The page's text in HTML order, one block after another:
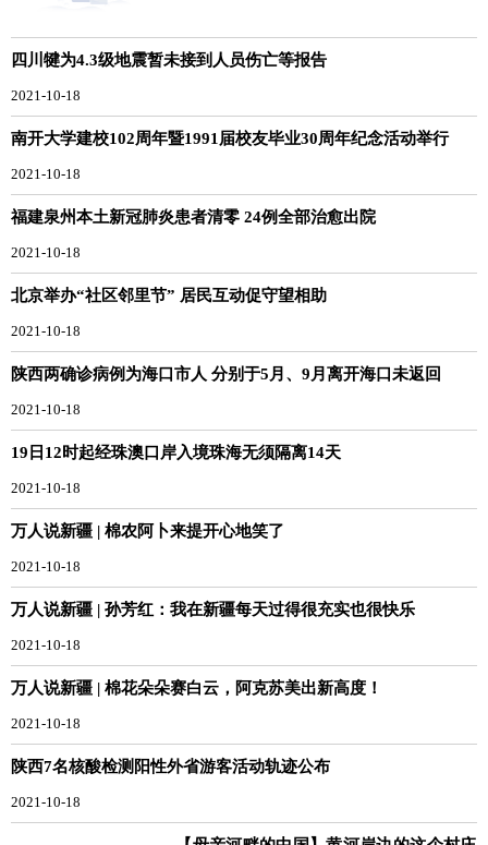
四川犍为4.3级地震暂未接到人员伤亡等报告
2021-10-18
南开大学建校102周年暨1991届校友毕业30周年纪念活动举行
2021-10-18
福建泉州本土新冠肺炎患者清零 24例全部治愈出院
2021-10-18
北京举办“社区邻里节” 居民互动促守望相助
2021-10-18
陕西两确诊病例为海口市人 分别于5月、9月离开海口未返回
2021-10-18
19日12时起经珠澳口岸入境珠海无须隔离14天
2021-10-18
万人说新疆 | 棉农阿卜来提开心地笑了
2021-10-18
万人说新疆 | 孙芳红：我在新疆每天过得很充实也很快乐
2021-10-18
万人说新疆 | 棉花朵朵赛白云，阿克苏美出新高度！
2021-10-18
陕西7名核酸检测阳性外省游客活动轨迹公布
2021-10-18